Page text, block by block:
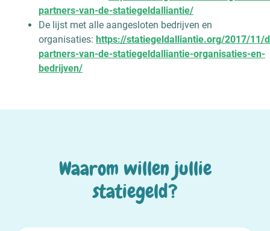
partners-van-de-statiegeldalliantie/
De lijst met alle aangesloten bedrijven en
organisaties: https://statiegeldalliantie.org/2017/11/
partners-van-de-statiegeldalliantie-organisaties-en-
bedrijven/
Waarom willen jullie
statiegeld?